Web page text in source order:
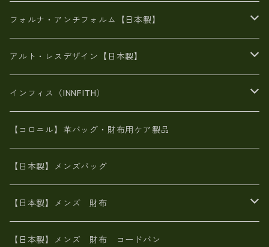
メタリック
スエード
メタリック
６号蝋引き帆布
豊岡製品
エナメルクロコ
がま口
斜め掛け
二つ折り財布
がま口財布
スペインレザー
長財布
スペインレザー
佐賀牛革
L字ファスナー財布
スペインレザー
革友禅染め
ポーチ
ヌメ革
革友禅染め
財布ショルダー
ヌメ革
がま口財布
革友禅染め
火山灰染め
フォルナ・アンチフォルム【日本製】
BAG
財布・小物
アルト・レスデザイン【日本製】
BAG
財布・小物
インフィス（INNFITH）
BAG
財布・小物
【コロニル】革バッグ・財布用ケア製品
【日本製】メンズバッグ
【日本製】メンズ 財布
象革エレファント【日本製】メンズ 財布
【日本製】メンズ 財布 コードバン